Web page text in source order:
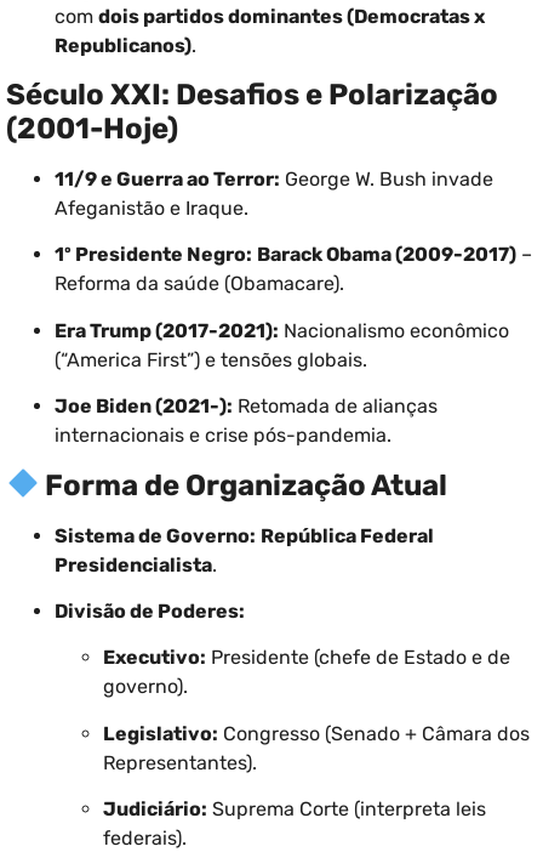
com dois partidos dominantes (Democratas x
Republicanos).
Século XXI: Desafios e Polarização
(2001-Hoje)
11/9 e Guerra ao Terror: George W. Bush invade
Afeganistão e Iraque.
1º Presidente Negro: Barack Obama (2009-2017) –
Reforma da saúde (Obamacare).
Era Trump (2017-2021): Nacionalismo econômico
(“America First”) e tensões globais.
Joe Biden (2021-): Retomada de alianças
internacionais e crise pós-pandemia.
Forma de Organização Atual
Sistema de Governo: República Federal
Presidencialista.
Divisão de Poderes:
Executivo: Presidente (chefe de Estado e de
governo).
Legislativo: Congresso (Senado + Câmara dos
Representantes).
Judiciário: Suprema Corte (interpreta leis
federais).